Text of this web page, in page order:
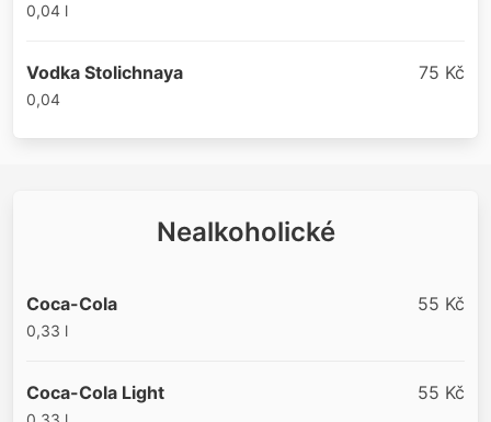
0,04 l
Vodka Stolichnaya 75 Kč
0,04
Nealkoholické
Coca-Cola 55 Kč
0,33 l
Coca-Cola Light 55 Kč